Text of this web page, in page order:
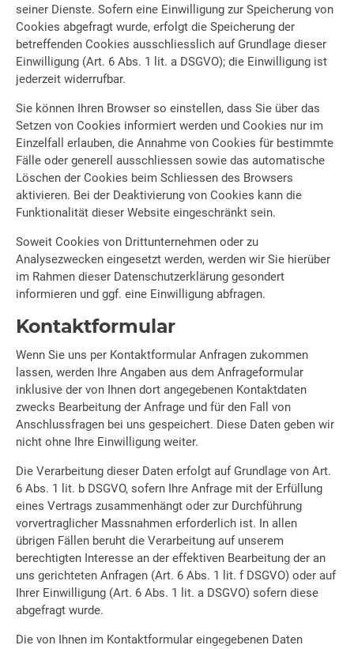
seiner Dienste. Sofern eine Einwilligung zur Speicherung von
Cookies abgefragt wurde, erfolgt die Speicherung der
betreffenden Cookies ausschliesslich auf Grundlage dieser
Einwilligung (Art. 6 Abs. 1 lit. a DSGVO); die Einwilligung ist
jederzeit widerrufbar.
Sie können Ihren Browser so einstellen, dass Sie über das
Setzen von Cookies informiert werden und Cookies nur im
Einzelfall erlauben, die Annahme von Cookies für bestimmte
Fälle oder generell ausschliessen sowie das automatische
Löschen der Cookies beim Schliessen des Browsers
aktivieren. Bei der Deaktivierung von Cookies kann die
Funktionalität dieser Website eingeschränkt sein.
Soweit Cookies von Drittunternehmen oder zu
Analysezwecken eingesetzt werden, werden wir Sie hierüber
im Rahmen dieser Datenschutzerklärung gesondert
informieren und ggf. eine Einwilligung abfragen.
Kontaktformular
Wenn Sie uns per Kontaktformular Anfragen zukommen
lassen, werden Ihre Angaben aus dem Anfrageformular
inklusive der von Ihnen dort angegebenen Kontaktdaten
zwecks Bearbeitung der Anfrage und für den Fall von
Anschlussfragen bei uns gespeichert. Diese Daten geben wir
nicht ohne Ihre Einwilligung weiter.
Die Verarbeitung dieser Daten erfolgt auf Grundlage von Art.
6 Abs. 1 lit. b DSGVO, sofern Ihre Anfrage mit der Erfüllung
eines Vertrags zusammenhängt oder zur Durchführung
vorvertraglicher Massnahmen erforderlich ist. In allen
übrigen Fällen beruht die Verarbeitung auf unserem
berechtigten Interesse an der effektiven Bearbeitung der an
uns gerichteten Anfragen (Art. 6 Abs. 1 lit. f DSGVO) oder auf
Ihrer Einwilligung (Art. 6 Abs. 1 lit. a DSGVO) sofern diese
abgefragt wurde.
Die von Ihnen im Kontaktformular eingegebenen Daten